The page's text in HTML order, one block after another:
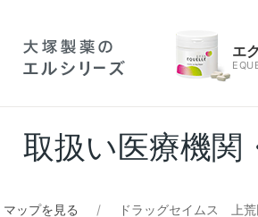
エ
取扱い医療機関
マップを見る ドラッグセイムス 上荒